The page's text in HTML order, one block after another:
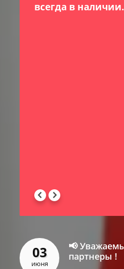
всегда в наличии.
03
июня
📢
партнеры !